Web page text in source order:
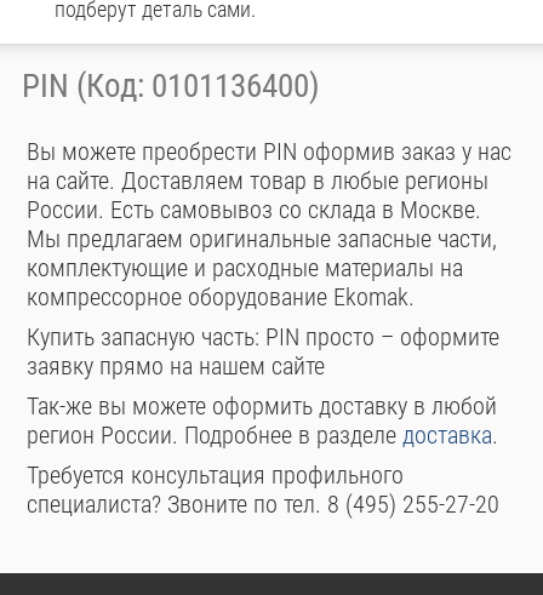
подберут деталь сами.
PIN (Код: 0101136400)
Вы можете преобрести PIN оформив заказ у нас
на сайте. Доставляем товар в любые регионы
России. Есть самовывоз со склада в Москве.
Мы предлагаем оригинальные запасные части,
комплектующие и расходные материалы на
компрессорное оборудование Ekomak.
Купить запасную часть: PIN просто – оформите
заявку прямо на нашем сайте
Так-же вы можете оформить доставку в любой
регион России. Подробнее в разделедоставка.
Требуется консультация профильного
специалиста? Звоните по тел. 8 (495) 255-27-20